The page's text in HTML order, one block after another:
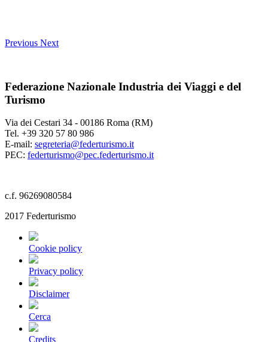
Previous Next
Federazione Nazionale Industria dei Viaggi e del
Turismo
Via dei Cestari 34 - 00186 Roma (RM)
Tel. +39 320 57 80 986
E-mail: segreteria@federturismo.it
PEC: federturismo@pec.federturismo.it
c.f. 96269080584
2017 Federturismo
Cookie policy
Privacy policy
Disclaimer
Cerca
Credits